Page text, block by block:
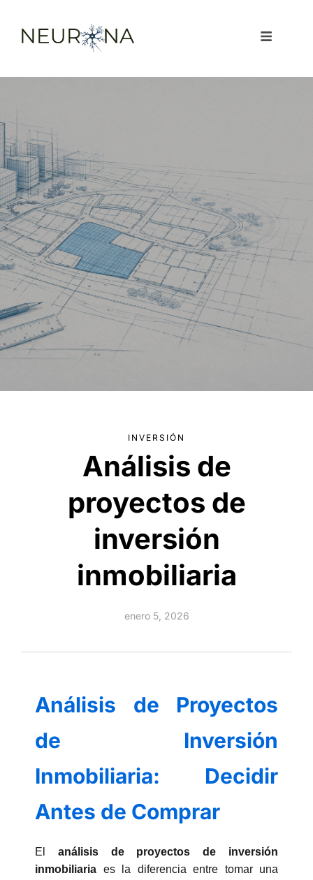
INVERSIÓN
Análisis de
proyectos de
inversión
inmobiliaria
enero 5, 2026
Análisis de Proyectos
de Inversión
Inmobiliaria: Decidir
Antes de Comprar
El análisis de proyectos de inversión
inmobiliaria es la diferencia entre tomar una